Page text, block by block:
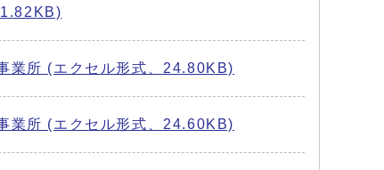
業所 (エクセル形式、24.80KB)
業所 (エクセル形式、24.60KB)